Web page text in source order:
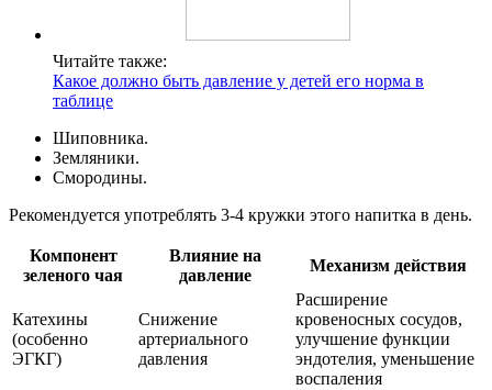
Читайте также:
Какое должно быть давление у детей его норма в
таблице
Шиповника.
Земляники.
Смородины.
Рекомендуется употреблять 3-4 кружки этого напитка в день.
Компонент
зеленого чая
Влияние на
давление
Механизм действия
Катехины
(особенно
ЭГКГ)
Снижение
артериального
давления
Расширение
кровеносных сосудов,
улучшение функции
эндотелия, уменьшение
воспаления